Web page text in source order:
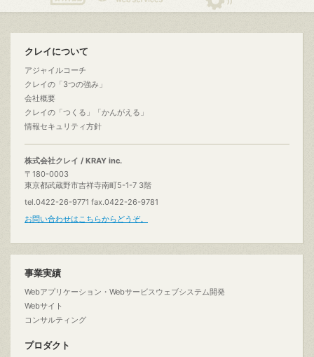
クレイについて
アジャイルコーチ
クレイの「3つの強み」
会社概要
クレイの「つくる」「かんがえる」
情報セキュリティ方針
株式会社クレイ / KRAY inc.
〒180-0003
東京都武蔵野市吉祥寺南町5-1-7 3階
tel.0422-26-9771 fax.0422-26-9781
お問い合わせはこちらからどうぞ。
事業実績
Webアプリケーション・Webサービスウェブシステム開発
Webサイト
コンサルティング
プロダクト